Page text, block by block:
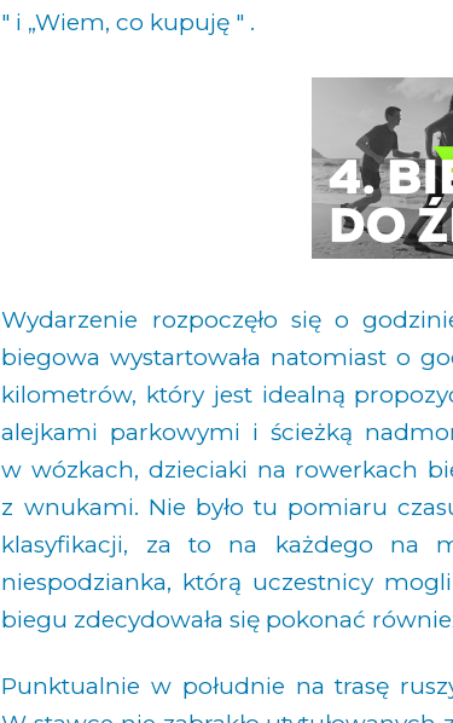
" i „Wiem, co kupuję " .
Wydarzenie rozpoczęło się o
biegowa wystartowała natomiast o
kilometrów, który jest idealną
alejkami parkowymi i ścieżką
w wózkach, dzieciaki na rowerkach
z wnukami. Nie było tu pomiaru
klasyfikacji, za to na każdego na
niespodzianka, którą uczestnicy
biegu zdecydowała się pokonać
Punktualnie w południe na trasę